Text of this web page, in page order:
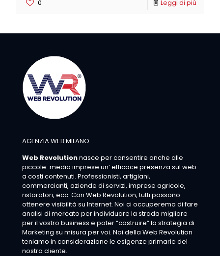
0 Leggi di più
AGENZIA WEB MILANO
Web Revolutionnasce per consentire anche alle
piccole-media imprese un’ efficace presenza sul web
a costi contenuti. Professionisti, artigiani,
commercianti, aziende di servizi, imprese agricole,
ristoratori, ecc. Con Web Revolution, tutti possono
ottenere visibilità su Internet. Noi ci occuperemo di fare
analisi di mercato per individuare la strada migliore
per il vostro business e poter “costruire” la strategia di
Marketing su misura per voi. Noi della Web Revolution
teniamo in considerazione le esigenze primarie del
nostro cliente.